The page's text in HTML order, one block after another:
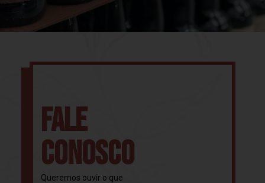
FALE
CONOSCO
Queremos ouvir o que